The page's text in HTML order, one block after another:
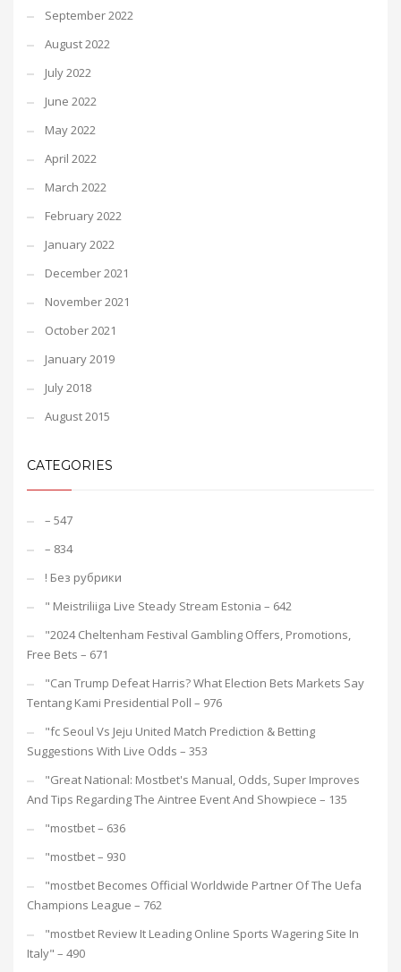
September 2022
August 2022
July 2022
June 2022
May 2022
April 2022
March 2022
February 2022
January 2022
December 2021
November 2021
October 2021
January 2019
July 2018
August 2015
CATEGORIES
– 547
– 834
! Без рубрики
"️ Meistriliiga Live Steady Stream Estonia – 642
"2024 Cheltenham Festival Gambling Offers, Promotions,
Free Bets – 671
"Can Trump Defeat Harris? What Election Bets Markets Say
Tentang Kami Presidential Poll – 976
"fc Seoul Vs Jeju United Match Prediction & Betting
Suggestions With Live Odds – 353
"Great National: Mostbet's Manual, Odds, Super Improves
And Tips Regarding The Aintree Event And Showpiece – 135
"mostbet – 636
"mostbet – 930
"mostbet Becomes Official Worldwide Partner Of The Uefa
Champions League – 762
"mostbet Review It Leading Online Sports Wagering Site In
Italy" – 490